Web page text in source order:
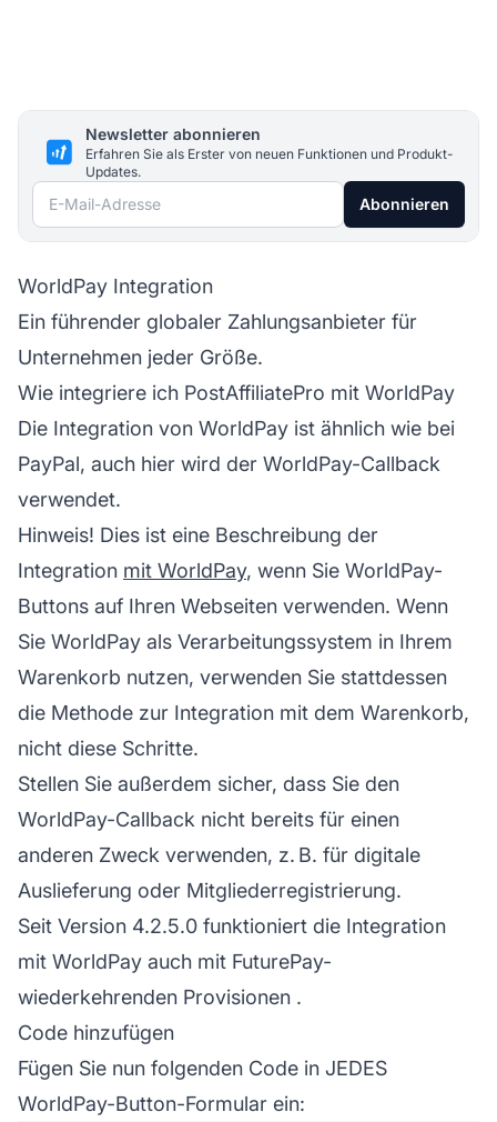
Newsletter abonnieren
Erfahren Sie als Erster von neuen Funktionen und Produkt-
Updates.
E-Mail-Adresse Abonnieren
WorldPay Integration
Ein führender globaler Zahlungsanbieter für
Unternehmen jeder Größe.
Wie integriere ich PostAffiliatePro mit WorldPay
Die Integration von WorldPay ist ähnlich wie bei
PayPal, auch hier wird der WorldPay-Callback
verwendet.
Hinweis! Dies ist eine Beschreibung der
Integration mit WorldPay, wenn Sie WorldPay-
Buttons auf Ihren Webseiten verwenden. Wenn
Sie WorldPay als Verarbeitungssystem in Ihrem
Warenkorb nutzen, verwenden Sie stattdessen
die Methode zur Integration mit dem Warenkorb,
nicht diese Schritte.
Stellen Sie außerdem sicher, dass Sie den
WorldPay-Callback nicht bereits für einen
anderen Zweck verwenden, z. B. für digitale
Auslieferung oder Mitgliederregistrierung.
Seit Version 4.2.5.0 funktioniert die Integration
mit WorldPay auch mit FuturePay-
wiederkehrenden Provisionen .
Code hinzufügen
Fügen Sie nun folgenden Code in JEDES
WorldPay-Button-Formular ein: